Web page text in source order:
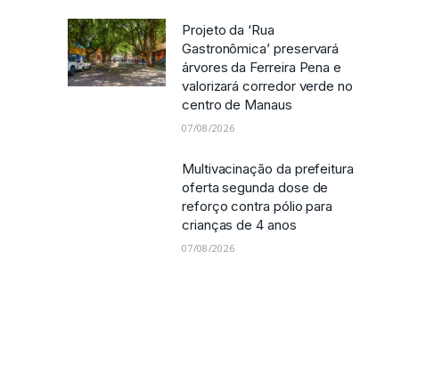
Projeto da ‘Rua
Gastronômica’ preservará
árvores da Ferreira Pena e
valorizará corredor verde no
centro de Manaus
07/08/2026
Multivacinação da prefeitura
oferta segunda dose de
reforço contra pólio para
crianças de 4 anos
07/08/2026